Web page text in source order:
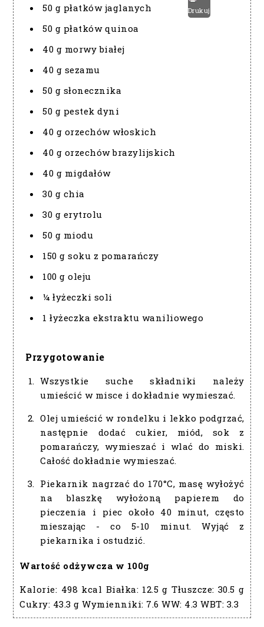
Drukuj
50 g płatków jaglanych
50 g płatków quinoa
40 g morwy białej
40 g sezamu
50 g słonecznika
50 g pestek dyni
40 g orzechów włoskich
40 g orzechów brazylijskich
40 g migdałów
30 g chia
30 g erytrolu
50 g miodu
150 g soku z pomarańczy
100 g oleju
¼ łyżeczki soli
1 łyżeczka ekstraktu waniliowego
Przygotowanie
Wszystkie suche składniki należy
umieścić w misce i dokładnie wymieszać.
Olej umieścić w rondelku i lekko podgrzać,
następnie dodać cukier, miód, sok z
pomarańczy, wymieszać i wlać do miski.
Całość dokładnie wymieszać.
Piekarnik nagrzać do 170°C, masę wyłożyć
na blaszkę wyłożoną papierem do
pieczenia i piec około 40 minut, często
mieszając - co 5-10 minut. Wyjąć z
piekarnika i ostudzić.
Wartość odżywcza w 100g
Kalorie: 498 kcal Białka: 12.5 g Tłuszcze: 30.5 g
Cukry: 43.3 g Wymienniki: 7.6 WW: 4.3 WBT: 3.3